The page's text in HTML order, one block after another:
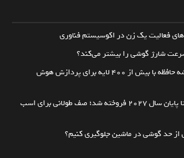
فعالیت یک زن در اکوسیستم فناوری
سرعت شارژ گوشی را بیشتر می‌کند؟
سامسونگ از اولین تراشه حافظه با بیش از ۴۰۰ لایه برای پردازش هوش
تمامی محصولات فراری تا پایان سال ۲۰۲۷ فروخته شد؛ صف طولانی برای اسب
حد گوشی در ماشین جلوگیری کنیم؟